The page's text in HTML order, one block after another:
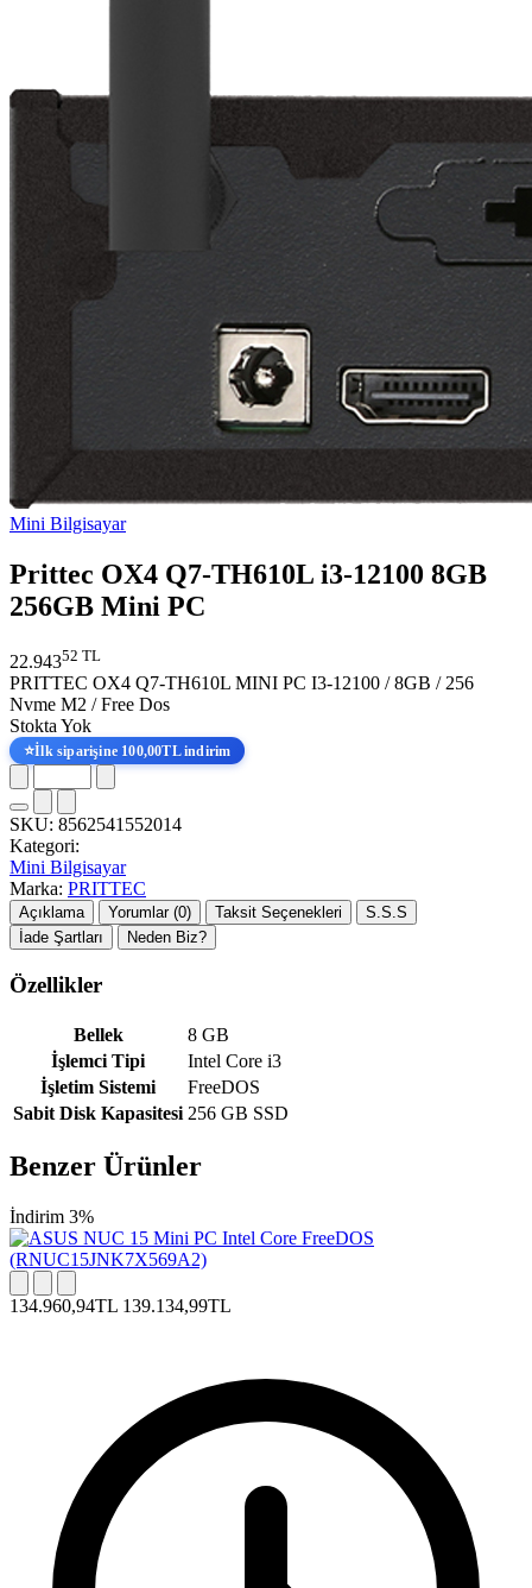
Mini Bilgisayar
Prittec OX4 Q7-TH610L i3-12100 8GB
256GB Mini PC
22.94352 TL
PRITTEC OX4 Q7-TH610L MINI PC I3-12100 / 8GB / 256
Nvme M2 / Free Dos
Stokta Yok
⭐İlk siparişine 100,00TL indirim
SKU: 8562541552014
Kategori:
Mini Bilgisayar
Marka: PRITTEC
Açıklama Yorumlar (0) Taksit Seçenekleri
S.S.S
İade Şartları
Neden Biz?
Özellikler
Bellek
8 GB
İşlemci Tipi
Intel Core i3
İşletim Sistemi
FreeDOS
Sabit Disk Kapasitesi 256 GB SSD
Benzer Ürünler
İndirim 3%
134.960,94TL 139.134,99TL